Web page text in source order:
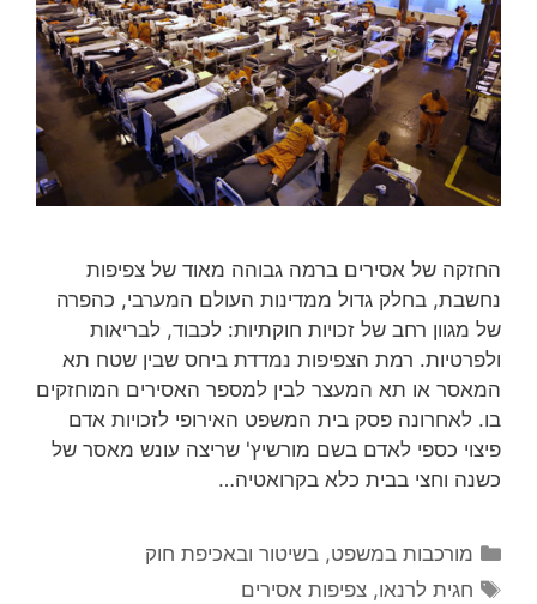
החזקה של אסירים ברמה גבוהה מאוד של צפיפות
נחשבת, בחלק גדול ממדינות העולם המערבי, כהפרה
של מגוון רחב של זכויות חוקתיות: לכבוד, לבריאות
ולפרטיות. רמת הצפיפות נמדדת ביחס שבין שטח תא
המאסר או תא המעצר לבין למספר האסירים המוחזקים
בו. לאחרונה פסק בית המשפט האירופי לזכויות אדם
פיצוי כספי לאדם בשם מורשיץ' שריצה עונש מאסר של
כשנה וחצי בבית כלא בקרואטיה…
קטגוריות
מורכבות במשפט, בשיטור ובאכיפת חוק
תגיות
חגית לרנאו,צפיפות אסירים